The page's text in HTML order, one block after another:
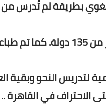
بطريقة لم تُدرس
وقام بتدريب 145 دفعة نحوية
لتدريس النحو وبقية
حتى الاحتراف في